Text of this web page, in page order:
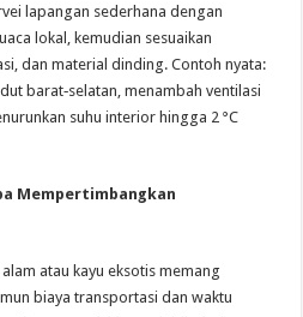
lapangan sederhana dengan
lokal, kemudian sesuaikan
dan material dinding. Contoh nyata:
barat‑selatan, menambah ventilasi
suhu interior hingga 2 °C
Mempertimbangkan
atau kayu eksotis memang
biaya transportasi dan waktu